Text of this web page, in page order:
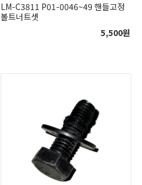
LM-C3811 P01-0046~49 핸들고정
볼트너트셋
5,500원